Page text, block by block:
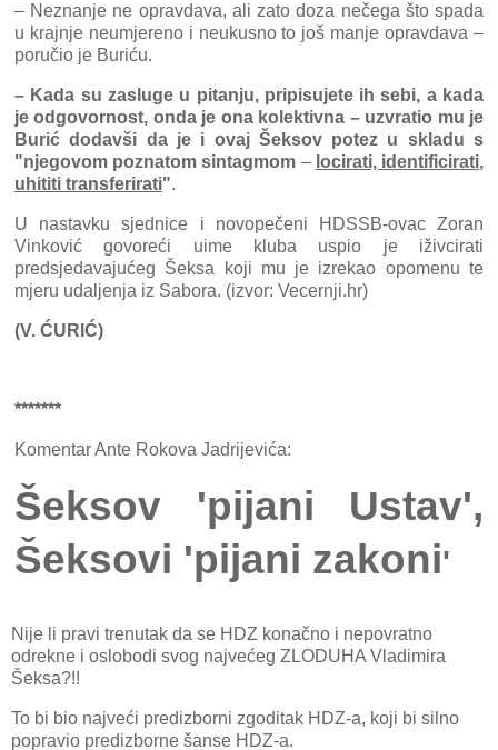
– Neznanje ne opravdava, ali zato doza nečega što spada
u krajnje neumjereno i neukusno to još manje opravdava –
poručio je Buriću.
– Kada su zasluge u pitanju, pripisujete ih sebi, a kada
je odgovornost, onda je ona kolektivna – uzvratio mu je
Burić dodavši da je i ovaj Šeksov potez u skladu s
"njegovom poznatom sintagmom – locirati, identificirati,
uhititi transferirati".
U nastavku sjednice i novopečeni HDSSB-ovac Zoran
Vinković govoreći uime kluba uspio je iživcirati
predsjedavajućeg Šeksa koji mu je izrekao opomenu te
mjeru udaljenja iz Sabora. (izvor: Vecernji.hr)
(V. ĆURIĆ)
*******
Komentar Ante Rokova Jadrijevića:
Šeksov 'pijani Ustav',
Šeksovi 'pijani zakoni'
Nije li pravi trenutak da se HDZ konačno i nepovratno
odrekne i oslobodi svog najvećeg ZLODUHA Vladimira
Šeksa?!!
To bi bio najveći predizborni zgoditak HDZ-a, koji bi silno
popravio predizborne šanse HDZ-a.